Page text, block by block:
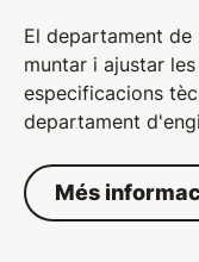
El departament
muntar i ajustar
especificacions
departament
Més